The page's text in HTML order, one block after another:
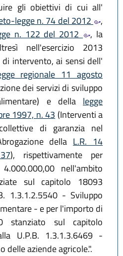
gli obiettivi di cui all'
legge n. 74 del 2012
,
n. 122 del 2012
, la
nell'esercizio 2013
intervento, ai sensi dell'
regionale 11 agosto
dei servizi di sviluppo
e della legge
1997, n. 43 (Interventi a
di garanzia nel
della L.R. 14
), rispettivamente per
nell'ambito
sul capitolo 18093
1.3.1.2.5540 - Sviluppo
- e per l'importo di
stanziato sul capitolo
U.P.B. 1.3.1.3.6469 -
delle aziende agricole.".